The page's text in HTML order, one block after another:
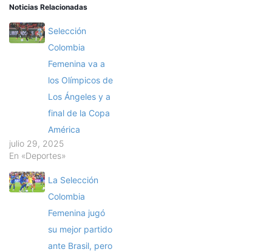
Noticias Relacionadas
Selección
Colombia
Femenina va a
los Olímpicos de
Los Ángeles y a
final de la Copa
América
julio 29, 2025
En «Deportes»
La Selección
Colombia
Femenina jugó
su mejor partido
ante Brasil, pero